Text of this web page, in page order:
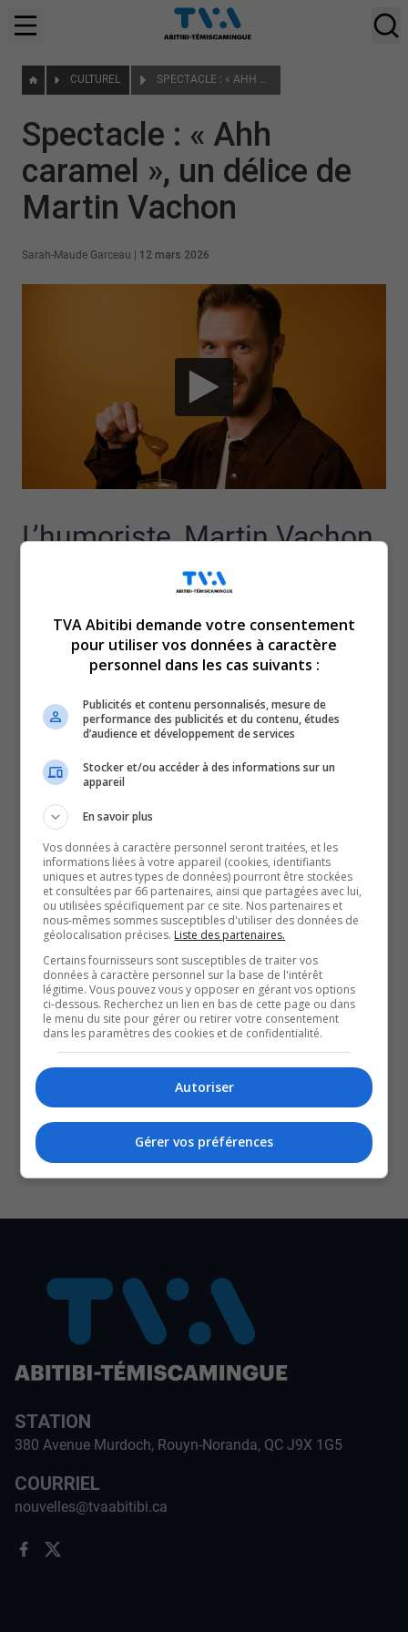
CULTUREL SPECTACLE : « AHH CARAMEL », UN DÉLICE DE MARTIN VACHON
Spectacle : « Ahh
caramel », un délice de
Martin Vachon
Sarah-Maude Garceau 12 mars 2026
L’humoriste, Martin Vachon,
poursuit sa tournée en
Abitibi-Témiscamingue
caramel».
Un one-man-show rempli d’anecdotes savoureuses sur
sa vie.
On se rend compte qu’il a vécu des choses dignes d’un
film d’action.
Un peu plus tôt aujourd’hui, notre chroniqueuse
culturelle, Sarah-Maude, l’a rencontré pour en apprendre
davantage sur le spectacle qu’il présente dans la région,
cette semaine.
QUESTION DU JOUR
SOUTENIR NOS MÉDIAS, C’EST PROTÉGER NOTRE
CULTURE ET NOTRE ÉCONOMIE
STATION
380 Avenue Murdoch, Rouyn-Noranda, QC J9X 1G5
COURRIEL
nouvelles@tvaabitibi.ca
TVA Abitibi demande votre consentement
pour utiliser vos données à caractère
personnel dans les cas suivants :
Publicités et contenu personnalisés, mesure de
performance des publicités et du contenu, études
d’audience et développement de services
Stocker et/ou accéder à des informations sur un
appareil
En savoir plus
Vos données à caractère personnel seront traitées, et les
informations liées à votre appareil (cookies, identifiants
uniques et autres types de données) pourront être stockées
et consultées par 66 partenaires, ainsi que partagées avec lui,
ou utilisées spécifiquement par ce site. Nos partenaires et
nous-mêmes sommes susceptibles d'utiliser des données de
géolocalisation précises. Liste des partenaires.
Certains fournisseurs sont susceptibles de traiter vos
données à caractère personnel sur la base de l'intérêt
légitime. Vous pouvez vous y opposer en gérant vos options
ci-dessous. Recherchez un lien en bas de cette page ou dans
le menu du site pour gérer ou retirer votre consentement
dans les paramètres des cookies et de confidentialité.
Autoriser
Gérer vos préférences